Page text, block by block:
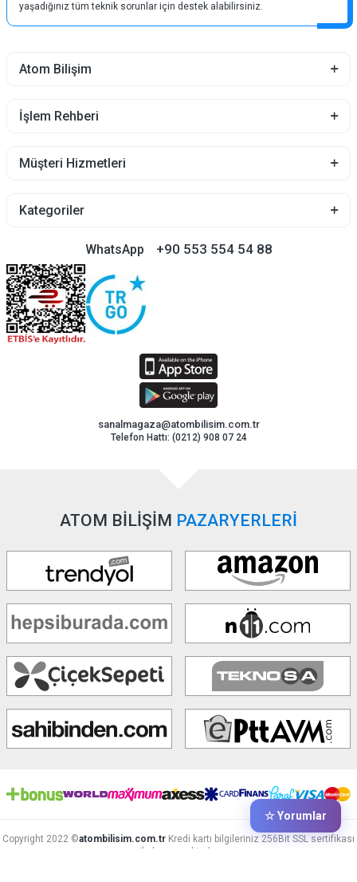
☆ Yorumlar
yaşadığınız tüm teknik sorunlar için destek alabilirsiniz.
Atom Bilişim
İşlem Rehberi
Müşteri Hizmetleri
Kategoriler
WhatsApp +90 553 554 54 88
sanalmagaza@atombilisim.com.tr
Telefon Hattı: (0212) 908 07 24
ATOM BİLİŞİM PAZARYERLERİ
Copyright 2022 ©atombilisim.com.tr Kredi kartı bilgileriniz 256Bit SSL sertifikası
ile korunmaktadır.